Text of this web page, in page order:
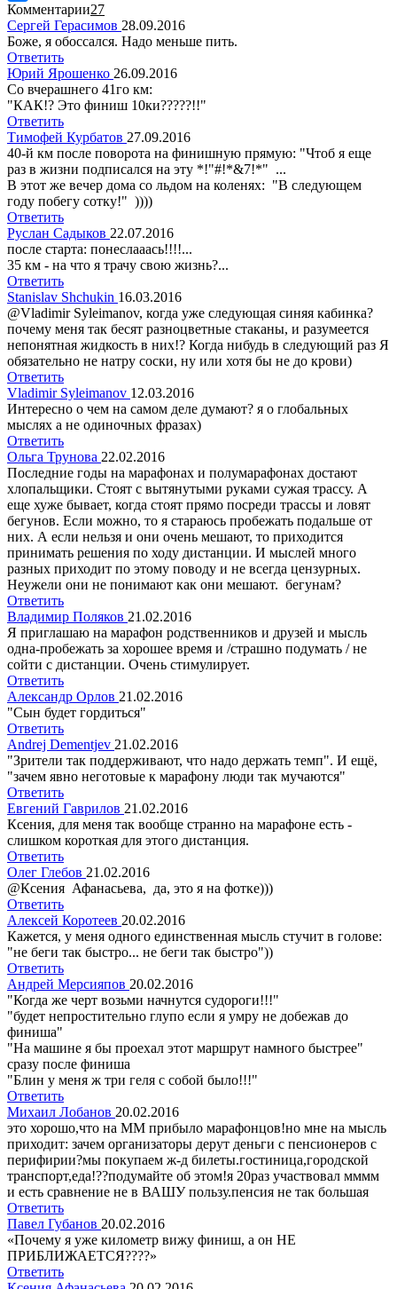
Комментарии27
Сергей Герасимов 28.09.2016
Боже, я обоссался. Надо меньше пить.
Ответить
Юрий Ярошенко 26.09.2016
Со вчерашнего 41го км:
"КАК!? Это финиш 10ки?????!!"
Ответить
Тимофей Курбатов 27.09.2016
40-й км после поворота на финишную прямую: "Чтоб я еще
раз в жизни подписался на эту *!"#!*&7!*" ...
В этот же вечер дома со льдом на коленях: "В следующем
году побегу сотку!" ))))
Ответить
Руслан Садыков 22.07.2016
после старта: понеслааась!!!!...
35 км - на что я трачу свою жизнь?...
Ответить
Stanislav Shchukin 16.03.2016
@Vladimir Syleimanov, когда уже следующая синяя кабинка?
почему меня так бесят разноцветные стаканы, и разумеется
непонятная жидкость в них!? Когда нибудь в следующий раз Я
обязательно не натру соски, ну или хотя бы не до крови)
Ответить
Vladimir Syleimanov 12.03.2016
Интересно о чем на самом деле думают? я о глобальных
мыслях а не одиночных фразах)
Ответить
Ольга Трунова 22.02.2016
Последние годы на марафонах и полумарафонах достают
хлопальщики. Стоят с вытянутыми руками сужая трассу. А
еще хуже бывает, когда стоят прямо посреди трассы и ловят
бегунов. Если можно, то я стараюсь пробежать подальше от
них. А если нельзя и они очень мешают, то приходится
принимать решения по ходу дистанции. И мыслей много
разных приходит по этому поводу и не всегда цензурных.
Неужели они не понимают как они мешают. бегунам?
Ответить
Владимир Поляков 21.02.2016
Я приглашаю на марафон родственников и друзей и мысль
одна-пробежать за хорошее время и /страшно подумать / не
сойти с дистанции. Очень стимулирует.
Ответить
Александр Орлов 21.02.2016
"Сын будет гордиться"
Ответить
Andrej Dementjev 21.02.2016
"Зрители так поддерживают, что надо держать темп". И ещё,
"зачем явно неготовые к марафону люди так мучаются"
Ответить
Евгений Гаврилов 21.02.2016
Ксения, для меня так вообще странно на марафоне есть -
слишком короткая для этого дистанция.
Ответить
Олег Глебов 21.02.2016
@Ксения Афанасьева, да, это я на фотке)))
Ответить
Алексей Коротеев 20.02.2016
Кажется, у меня одного единственная мысль стучит в голове:
"не беги так быстро... не беги так быстро"))
Ответить
Андрей Мерсияпов 20.02.2016
"Когда же черт возьми начнутся судороги!!!"
"будет непростительно глупо если я умру не добежав до
финиша"
"На машине я бы проехал этот маршрут намного быстрее"
сразу после финиша
"Блин у меня ж три геля с собой было!!!"
Ответить
Михаил Лобанов 20.02.2016
это хорошо,что на ММ прибыло марафонцов!но мне на мысль
приходит: зачем организаторы дерут деньги с пенсионеров с
перифирии?мы покупаем ж-д билеты.гостиница,городской
транспорт,еда!??подумайте об этом!я 20раз участвовал мммм
и есть сравнение не в ВАШУ пользу.пенсия не так большая
Ответить
Павел Губанов 20.02.2016
«Почему я уже километр вижу финиш, а он НЕ
ПРИБЛИЖАЕТСЯ????»
Ответить